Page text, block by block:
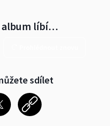
album líbí…
sdílet